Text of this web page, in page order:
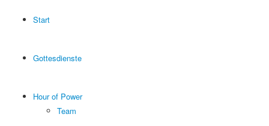
Start
Gottesdienste
Hour of Power
Team